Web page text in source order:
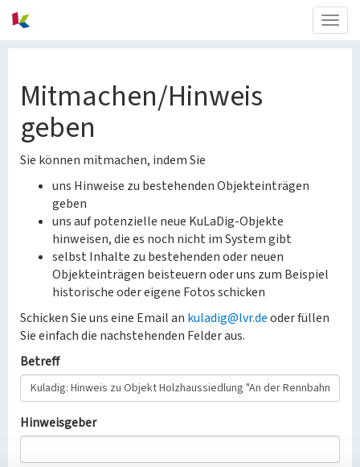
Mitmachen/Hinweis
geben
Sie können mitmachen, indem Sie
uns Hinweise zu bestehenden Objekteinträgen
geben
uns auf potenzielle neue KuLaDig-Objekte
hinweisen, die es noch nicht im System gibt
selbst Inhalte zu bestehenden oder neuen
Objekteinträgen beisteuern oder uns zum Beispiel
historische oder eigene Fotos schicken
Schicken Sie uns eine Email an kuladig@lvr.deoder füllen
Sie einfach die nachstehenden Felder aus.
Betreff
Hinweisgeber